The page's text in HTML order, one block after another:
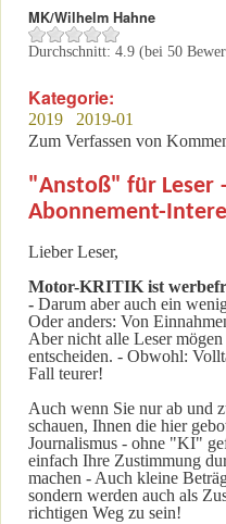
MK/Wilhelm Hahne
Durchschnitt: 4.9 (bei 50
Kategorie:
2019
2019-01
Zum Verfassen von
"Anstoß" für Leser
Abonnement-
Lieber Leser,
Motor-KRITIK ist
- Darum aber auch ein
Oder anders: Von
Aber nicht alle Leser
entscheiden. - Obwohl:
Fall teurer!
Auch wenn Sie nur ab und
schauen, Ihnen die hier
Journalismus - ohne "KI"
einfach Ihre Zustimmung
machen - Auch kleine
sondern werden auch als
richtigen Weg zu sein!